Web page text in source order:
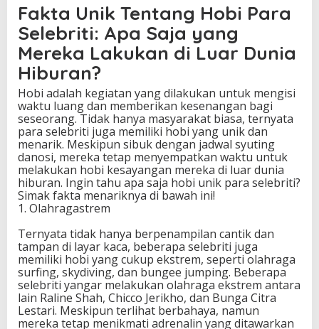
Fakta Unik Tentang Hobi Para
Selebriti: Apa Saja yang
Mereka Lakukan di Luar Dunia
Hiburan?
Hobi adalah kegiatan yang dilakukan untuk mengisi
waktu luang dan memberikan kesenangan bagi
seseorang. Tidak hanya masyarakat biasa, ternyata
para selebriti juga memiliki hobi yang unik dan
menarik. Meskipun sibuk dengan jadwal syuting
danosi, mereka tetap menyempatkan waktu untuk
melakukan hobi kesayangan mereka di luar dunia
hiburan. Ingin tahu apa saja hobi unik para selebriti?
Simak fakta menariknya di bawah ini!
1. Olahragastrem
Ternyata tidak hanya berpenampilan cantik dan
tampan di layar kaca, beberapa selebriti juga
memiliki hobi yang cukup ekstrem, seperti olahraga
surfing, skydiving, dan bungee jumping. Beberapa
selebriti yangar melakukan olahraga ekstrem antara
lain Raline Shah, Chicco Jerikho, dan Bunga Citra
Lestari. Meskipun terlihat berbahaya, namun
mereka tetap menikmati adrenalin yang ditawarkan